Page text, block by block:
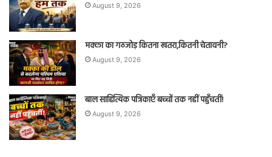
August 9, 2026
मक्का का गठजोड़ कितना खतरा,कितनी चेतावनी?
August 9, 2026
बाल साहित्यिक पत्रिकाएँ बच्चों तक नहीं पहुँचतीं!
August 9, 2026